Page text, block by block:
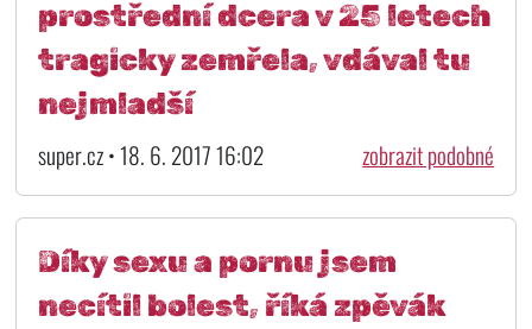
prostřední dcera v 25 letech
tragicky zemřela, vdával tu
nejmladší
super.cz • 18. 6. 2017 16:02 zobrazit podobné
Díky sexu a pornu jsem
necítil bolest, říká zpěvák